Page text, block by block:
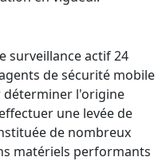
surveillance actif 24
de sécurité mobile
l'origine
une levée de
de nombreux
matériels performants